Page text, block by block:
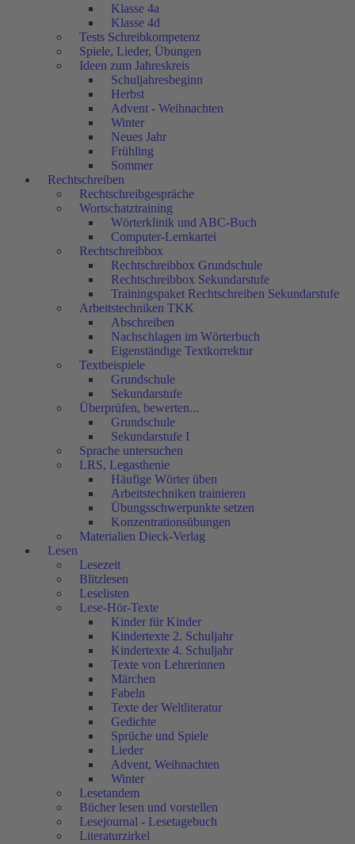
Klasse 4a
Klasse 4d
Tests Schreibkompetenz
Spiele, Lieder, Übungen
Ideen zum Jahreskreis
Schuljahresbeginn
Herbst
Advent - Weihnachten
Winter
Neues Jahr
Frühling
Sommer
Rechtschreiben
Rechtschreibgespräche
Wortschatztraining
Wörterklinik und ABC-Buch
Computer-Lernkartei
Rechtschreibbox
Rechtschreibbox Grundschule
Rechtschreibbox Sekundarstufe
Trainingspaket Rechtschreiben Sekundarstufe
Arbeitstechniken TKK
Abschreiben
Nachschlagen im Wörterbuch
Eigenständige Textkorrektur
Textbeispiele
Grundschule
Sekundarstufe
Überprüfen, bewerten...
Grundschule
Sekundarstufe I
Sprache untersuchen
LRS, Legasthenie
Häufige Wörter üben
Arbeitstechniken trainieren
Übungsschwerpunkte setzen
Konzentrationsübungen
Materialien Dieck-Verlag
Lesen
Lesezeit
Blitzlesen
Leselisten
Lese-Hör-Texte
Kinder für Kinder
Kindertexte 2. Schuljahr
Kindertexte 4. Schuljahr
Texte von Lehrerinnen
Märchen
Fabeln
Texte der Weltliteratur
Gedichte
Sprüche und Spiele
Lieder
Advent, Weihnachten
Winter
Lesetandem
Bücher lesen und vorstellen
Lesejournal - Lesetagebuch
Literaturzirkel